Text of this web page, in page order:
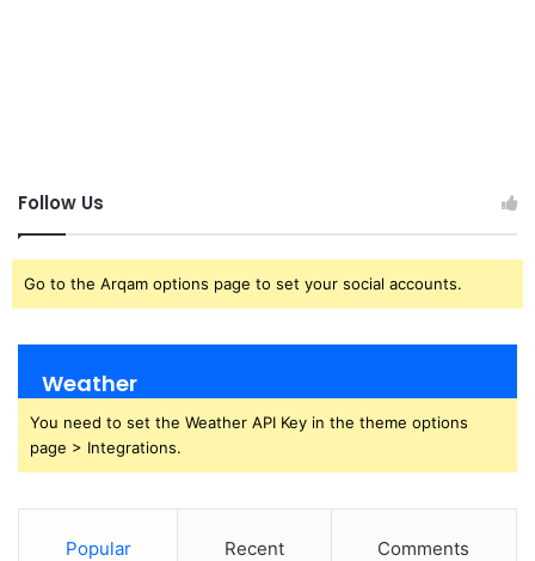
Follow Us
Go to the Arqam options page to set your social accounts.
Weather
You need to set the Weather API Key in the theme options
page > Integrations.
Popular Recent Comments